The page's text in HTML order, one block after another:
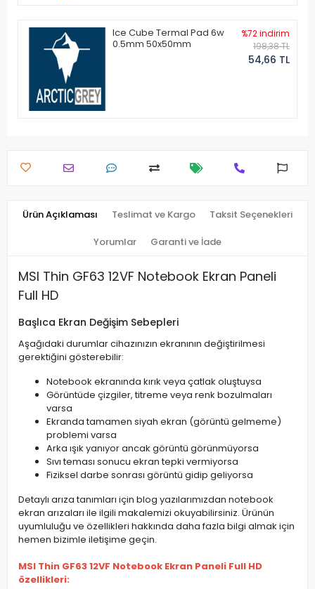
Ice Cube Termal Pad 6w
0.5mm 50x50mm
%72 indirim
198,38 TL
54,66 TL
Ürün Açıklaması Teslimat ve Kargo Taksit Seçenekleri
Yorumlar Garanti ve İade
MSI Thin GF63 12VF Notebook Ekran Paneli
Full HD
Başlıca Ekran Değişim Sebepleri
Aşağıdaki durumlar cihazınızın ekranının değiştirilmesi
gerektiğini gösterebilir:
Notebook ekranında kırık veya çatlak oluştuysa
Görüntüde çizgiler, titreme veya renk bozulmaları
varsa
Ekranda tamamen siyah ekran (görüntü gelmeme)
problemi varsa
Arka ışık yanıyor ancak görüntü görünmüyorsa
Sıvı teması sonucu ekran tepki vermiyorsa
Fiziksel darbe sonrası görüntü gidip geliyorsa
Detaylı arıza tanımları için blog yazılarımızdan notebook
ekran arızaları ile ilgili makalemizi okuyabilirsiniz. Ürünün
uyumluluğu ve özellikleri hakkında daha fazla bilgi almak için
hemen bizimle iletişime geçin.
MSI Thin GF63 12VF Notebook Ekran Paneli Full HD
özellikleri: